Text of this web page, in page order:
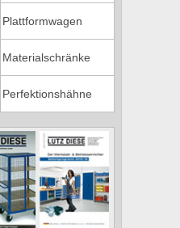
Plattformwagen
Materialschränke
Perfektionshähne